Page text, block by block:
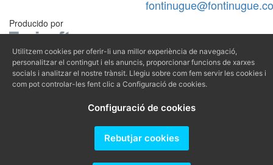
Producido por
Utilitzem cookies per oferir-li una millor experiència de navegació,
personalitzar el contingut i els anuncis, proporcionar funcions de xarxes
socials i analitzar el nostre trànsit. Llegiu sobre com fem servir les cookies i
com pot controlar-les fent clic a Configuració de cookies.
Configuració de cookies
Rebutjar cookies